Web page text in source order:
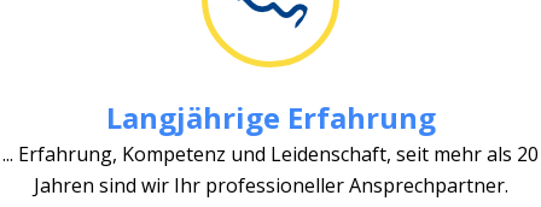
Langjährige Erfahrung
... Erfahrung, Kompetenz und Leidenschaft, seit mehr als 20
Jahren sind wir Ihr professioneller Ansprechpartner.